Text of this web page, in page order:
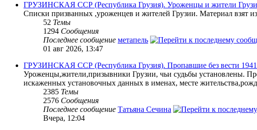
ГРУЗИНСКАЯ ССР (Республика Грузия). Уроженцы и жители
Списки призванных ,уроженцев и жителей Грузии. Материал взят
52 Темы
1294 Сообщения
Последнее сообщение метапель
01 авг 2026, 13:47
ГРУЗИНСКАЯ ССР (Республика Грузия). Пропавшие без вести
Уроженцы,жители,призывники Грузии, чьи судьбы установлены.
искаженных установочных данных в именах, месте
2385 Темы
2576 Сообщения
Последнее сообщение Татьяна Сечина
Вчера, 12:04